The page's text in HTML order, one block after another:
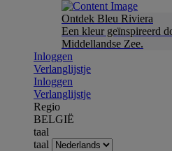
Ontdek Bleu Riviera
Een kleur geïnspireerd
Middellandse Zee.
Inloggen
Verlanglijstje
Inloggen
Verlanglijstje
Regio
BELGIË
taal
taal